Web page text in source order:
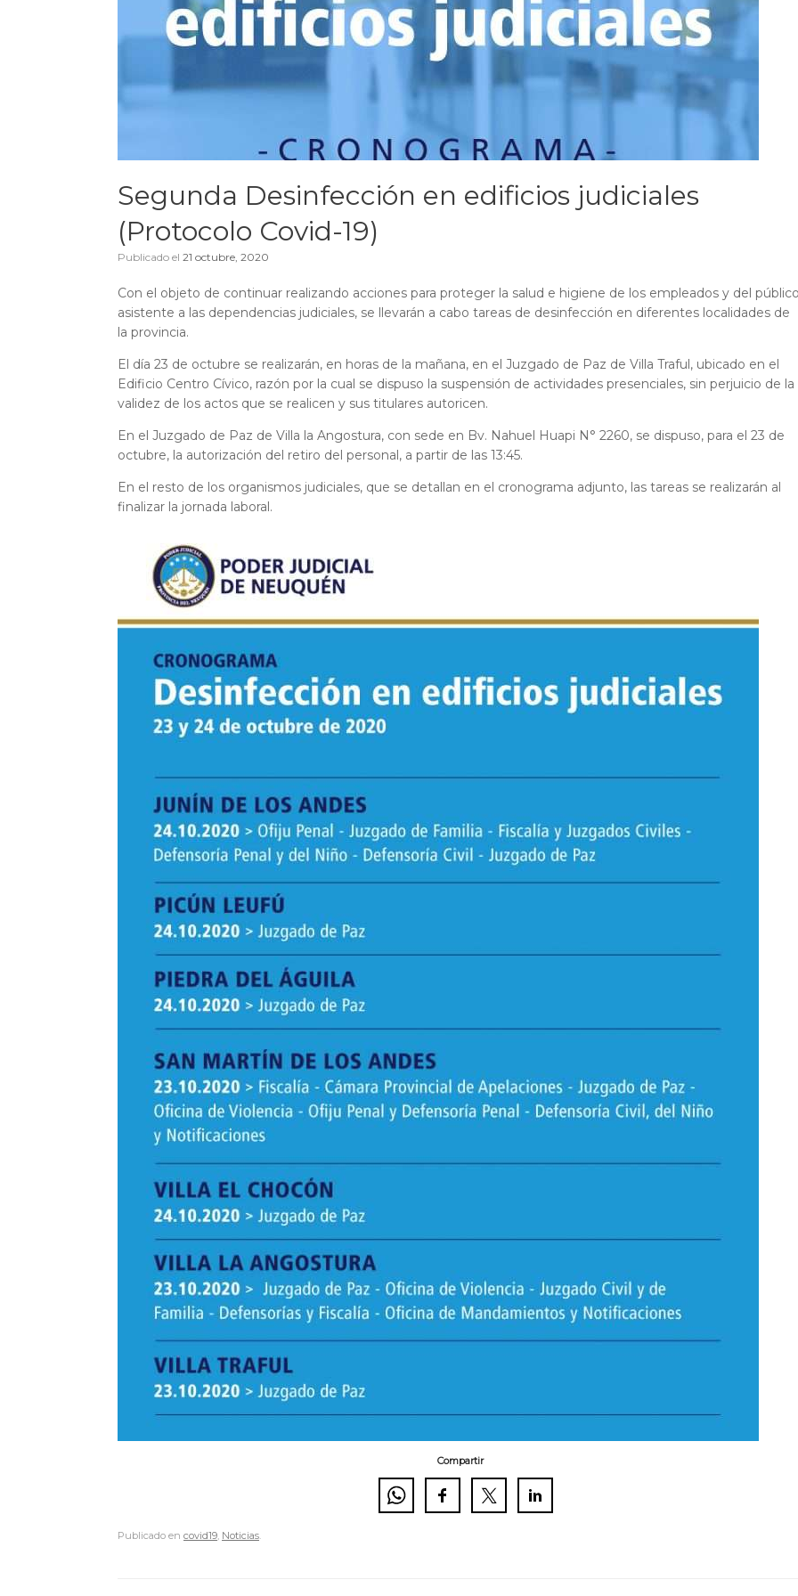
Segunda Desinfección en edificios judiciales
(Protocolo Covid-19)
Publicado el 21 octubre, 2020
Con el objeto de continuar realizando acciones para proteger la salud e higiene de los empleados y del
asistente a las dependencias judiciales, se llevarán a cabo tareas de desinfección en diferentes localidades de
la provincia.
El día 23 de octubre se realizarán, en horas de la mañana, en el Juzgado de Paz de Villa Traful, ubicado en el
Edificio Centro Cívico, razón por la cual se dispuso la suspensión de actividades presenciales, sin perjuicio de la
validez de los actos que se realicen y sus titulares autoricen.
En el Juzgado de Paz de Villa la Angostura, con sede en Bv. Nahuel Huapi N° 2260, se dispuso, para el 23 de
octubre, la autorización del retiro del personal, a partir de las 13:45.
En el resto de los organismos judiciales, que se detallan en el cronograma adjunto, las tareas se realizarán al
finalizar la jornada laboral.
Compartir
Publicado en covid19 Noticias